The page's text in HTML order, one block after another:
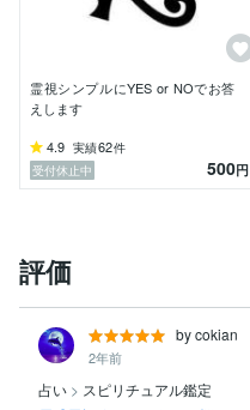
霊視シンプルにYES or NOでお答
えします
4.9 実績62件
受付休止中
500円
評価
by cokian
2年前
占い > スピリチュアル鑑定